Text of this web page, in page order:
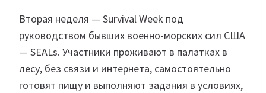
Вторая неделя — Survival Week под
руководством бывших военно-морских сил США
— SEALs. Участники проживают в палатках в
лесу, без связи и интернета, самостоятельно
готовят пищу и выполняют задания в условиях,